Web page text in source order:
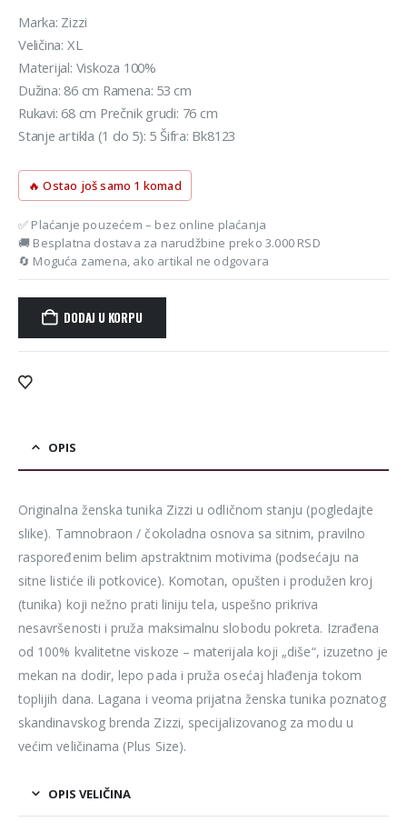
Marka: Zizzi
Veličina: XL
Materijal: Viskoza 100%
Dužina: 86 cm Ramena: 53 cm
Rukavi: 68 cm Prečnik grudi: 76 cm
Stanje artikla (1 do 5): 5 Šifra: Bk8123
🔥 Ostao još samo 1 komad
✅ Plaćanje pouzećem – bez online plaćanja
🚚 Besplatna dostava za narudžbine preko 3.000 RSD
🔄 Moguća zamena, ako artikal ne odgovara
DODAJ U KORPU
Alternative:
OPIS
Originalna ženska tunika Zizzi u odličnom stanju (pogledajte
slike). Tamnobraon / čokoladna osnova sa sitnim, pravilno
raspoređenim belim apstraktnim motivima (podsećaju na
sitne listiće ili potkovice). Komotan, opušten i produžen kroj
(tunika) koji nežno prati liniju tela, uspešno prikriva
nesavršenosti i pruža maksimalnu slobodu pokreta. Izrađena
od 100% kvalitetne viskoze – materijala koji „diše“, izuzetno je
mekan na dodir, lepo pada i pruža osećaj hlađenja tokom
toplijih dana. Lagana i veoma prijatna ženska tunika poznatog
skandinavskog brenda Zizzi, specijalizovanog za modu u
većim veličinama (Plus Size).
OPIS VELIČINA